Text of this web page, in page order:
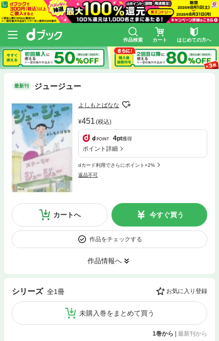
作品検索 カート はじめての方へ
最新刊 ジュージュー
よしもとばなな
451 (税込)
4pt獲得
ポイント詳細
dカード利用でさらにポイント+2%
返品不可
カートへ 今すぐ買う
作品をチェックする
作品情報へ
シリーズ 全1冊 お気に入り登録
未購入巻をまとめて買う
1巻から 最新刊から